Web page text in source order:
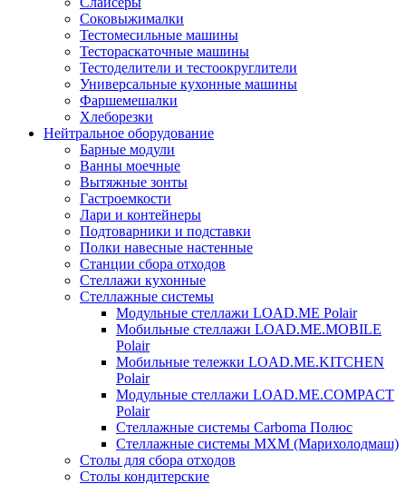
Соковыжималки
Тестомесильные машины
Тестораскаточные машины
Тестоделители и тестоокруглители
Универсальные кухонные машины
Фаршемешалки
Хлеборезки
Нейтральное оборудование
Барные модули
Ванны моечные
Вытяжные зонты
Гастроемкости
Лари и контейнеры
Подтоварники и подставки
Полки навесные настенные
Станции сбора отходов
Стеллажи кухонные
Стеллажные системы
Модульные стеллажи LOAD.ME Polair
Мобильные стеллажи LOAD.ME.MOBILE
Polair
Мобильные тележки LOAD.ME.KITCHEN
Polair
Модульные стеллажи LOAD.ME.COMPACT
Polair
Стеллажные системы Carboma Полюс
Стеллажные системы МХМ (Марихолодмаш)
Столы для сбора отходов
Столы кондитерские